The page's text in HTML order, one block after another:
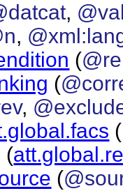
,
,
(
(
,
(
(
(